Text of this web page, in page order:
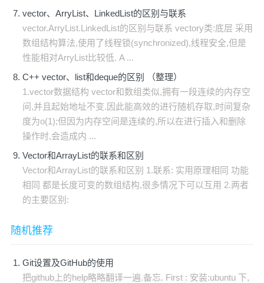
vector、ArryList、LinkedList的区别与联系
vector.ArryList.LinkedList的区别与联系 vectory类:底层 采用
数组结构算法,使用了线程锁(synchronized),线程安全,但是
性能相对ArryList比较低. A ...
C++ vector、list和deque的区别 （整理）
1.vector数据结构 vector和数组类似,拥有一段连续的内存空
间,并且起始地址不变.因此能高效的进行随机存取,时间复杂
度为o(1);但因为内存空间是连续的,所以在进行插入和删除
操作时,会造成内 ...
Vector和ArrayList的联系和区别
Vector和ArrayList的联系和区别 1.联系: 实用原理相同 功能
相同 都是长度可变的数组结构,很多情况下可以互用 2.两者
的主要区别:
随机推荐
Git设置及GitHub的使用
把github上的help略略翻译一遍.备忘. First : 安装:ubuntu 下,